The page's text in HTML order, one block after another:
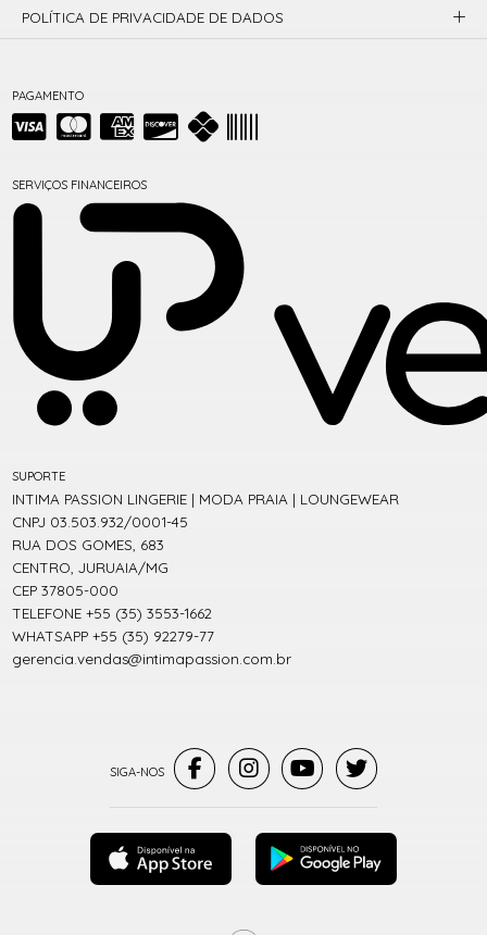
PAGAMENTO
SERVIÇOS FINANCEIROS
SUPORTE
INTIMA PASSION LINGERIE | MODA PRAIA | LOUNGEWEAR
CNPJ 03.503.932/0001-45
RUA DOS GOMES, 683
CENTRO, JURUAIA/MG
CEP 37805-000
TELEFONE +55 (35) 3553-1662
WHATSAPP +55 (35) 92279-77
gerencia.vendas@intimapassion.com.br
POLÍTICA DE PRIVACIDADE DE DADOS